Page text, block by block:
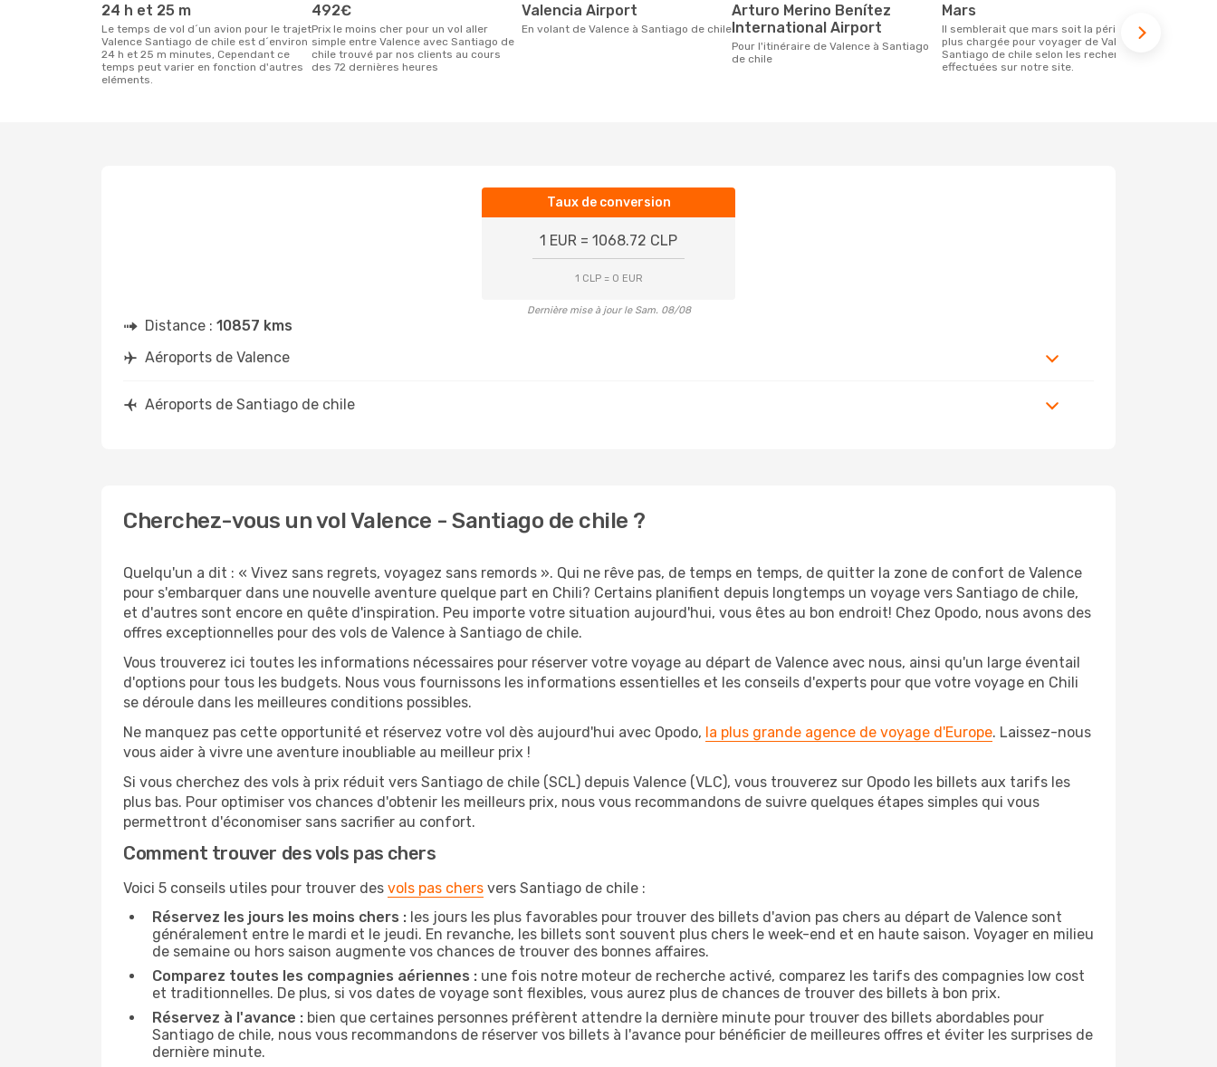
24 h et 25 m
Le temps de vol d´un avion pour le trajet
Valence Santiago de chile est d´environ
24 h et 25 m minutes, Cependant ce
temps peut varier en fonction d'autres
eléments.
492€
Prix le moins cher pour un vol aller
simple entre Valence avec Santiago de
chile trouvé par nos clients au cours
des 72 dernières heures
Valencia Airport
En volant de Valence à Santiago de chile
Arturo Merino Benítez
International Airport
Pour l'itinéraire de Valence à Santiago
de chile
mars
Il semblerait que mars soit la période la
plus chargée pour voyager de Valence à
Santiago de chile selon les recherches
effectuées sur notre site.
Taux de conversion
1 EUR = 1068.72 CLP
1 CLP = 0 EUR
Dernière mise à jour le Sam. 08/08
Distance : 10857 kms
Aéroports de Valence
Aéroports de Santiago de chile
Cherchez-vous un vol Valence - Santiago de chile ?
Quelqu'un a dit : « Vivez sans regrets, voyagez sans remords ». Qui ne rêve pas, de temps en temps, de quitter la zone de confort de Valence
pour s'embarquer dans une nouvelle aventure quelque part en Chili? Certains planifient depuis longtemps un voyage vers Santiago de chile,
et d'autres sont encore en quête d'inspiration. Peu importe votre situation aujourd'hui, vous êtes au bon endroit! Chez Opodo, nous avons des
offres exceptionnelles pour des vols de Valence à Santiago de chile.
Vous trouverez ici toutes les informations nécessaires pour réserver votre voyage au départ de Valence avec nous, ainsi qu'un large éventail
d'options pour tous les budgets. Nous vous fournissons les informations essentielles et les conseils d'experts pour que votre voyage en Chili
se déroule dans les meilleures conditions possibles.
Ne manquez pas cette opportunité et réservez votre vol dès aujourd'hui avec Opodo, la plus grande agence de voyage d'Europe. Laissez-nous
vous aider à vivre une aventure inoubliable au meilleur prix !
Si vous cherchez des vols à prix réduit vers Santiago de chile (SCL) depuis Valence (VLC), vous trouverez sur Opodo les billets aux tarifs les
plus bas. Pour optimiser vos chances d'obtenir les meilleurs prix, nous vous recommandons de suivre quelques étapes simples qui vous
permettront d'économiser sans sacrifier au confort.
Comment trouver des vols pas chers
Voici 5 conseils utiles pour trouver des vols pas chers vers Santiago de chile :
Réservez les jours les moins chers : les jours les plus favorables pour trouver des billets d'avion pas chers au départ de Valence sont
généralement entre le mardi et le jeudi. En revanche, les billets sont souvent plus chers le week-end et en haute saison. Voyager en milieu
de semaine ou hors saison augmente vos chances de trouver des bonnes affaires.
Comparez toutes les compagnies aériennes : une fois notre moteur de recherche activé, comparez les tarifs des compagnies low cost
et traditionnelles. De plus, si vos dates de voyage sont flexibles, vous aurez plus de chances de trouver des billets à bon prix.
Réservez à l'avance : bien que certaines personnes préfèrent attendre la dernière minute pour trouver des billets abordables pour
Santiago de chile, nous vous recommandons de réserver vos billets à l'avance pour bénéficier de meilleures offres et éviter les surprises de
dernière minute.